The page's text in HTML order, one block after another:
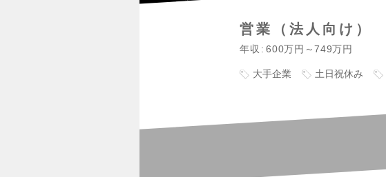
営業（法人向け）
年収 600万円～749万円
大手企業 土日祝休み